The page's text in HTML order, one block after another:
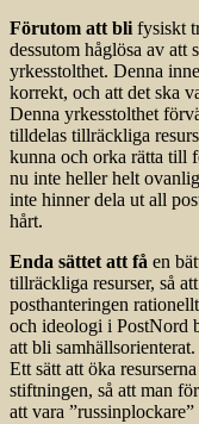
Förutom att bli fysiskt
dessutom håglösa av att
yrkesstolthet. Denna
korrekt, och att det ska
Denna yrkesstolthet
tilldelas tillräckliga
kunna och orka rätta till
nu inte heller helt
inte hinner dela ut all
hårt.
Enda sättet att få en
tillräckliga resurser, så
posthanteringen
och ideologi i PostNord
att bli samhällsorienterat.
Ett sätt att öka
stiftningen, så att man
att vara